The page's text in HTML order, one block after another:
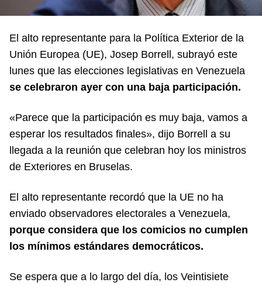
El alto representante para la Política Exterior de la
Unión Europea (UE), Josep Borrell, subrayó este
lunes que las elecciones legislativas en Venezuela
se celebraron ayer con una baja participación.
«Parece que la participación es muy baja, vamos a
esperar los resultados finales», dijo Borrell a su
llegada a la reunión que celebran hoy los ministros
de Exteriores en Bruselas.
El alto representante recordó que la UE no ha
enviado observadores electorales a Venezuela,
porque considera que los comicios no cumplen
los mínimos estándares democráticos.
Se espera que a lo largo del día, los Veintisiete